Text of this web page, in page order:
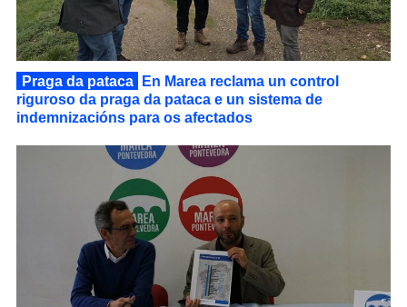
Praga da pataca
En Marea reclama un control
riguroso da praga da pataca e un sistema de
indemnizacións para os afectados